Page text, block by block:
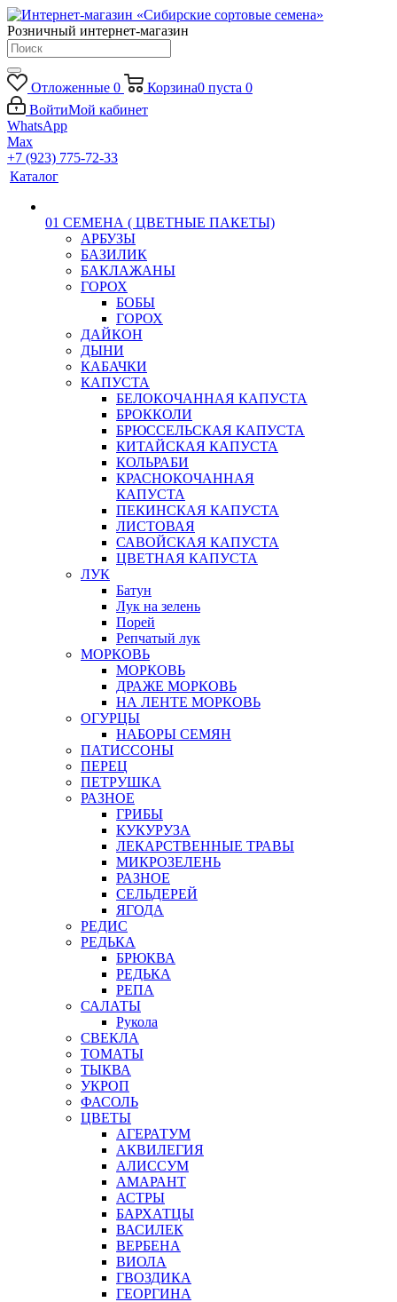
Розничный интернет-магазин
Отложенные 0 Корзина0 пуста 0
ВойтиМой кабинет
WhatsApp
Max
+7 (923) 775-72-33
Каталог
01 СЕМЕНА ( ЦВЕТНЫЕ ПАКЕТЫ)
АРБУЗЫ
БАЗИЛИК
БАКЛАЖАНЫ
ГОРОХ
БОБЫ
ГОРОХ
ДАЙКОН
ДЫНИ
КАБАЧКИ
КАПУСТА
БЕЛОКОЧАННАЯ КАПУСТА
БРОККОЛИ
БРЮССЕЛЬСКАЯ КАПУСТА
КИТАЙСКАЯ КАПУСТА
КОЛЬРАБИ
КРАСНОКОЧАННАЯ
КАПУСТА
ПЕКИНСКАЯ КАПУСТА
ЛИСТОВАЯ
САВОЙСКАЯ КАПУСТА
ЦВЕТНАЯ КАПУСТА
ЛУК
Батун
Лук на зелень
Порей
Репчатый лук
МОРКОВЬ
МОРКОВЬ
ДРАЖЕ МОРКОВЬ
НА ЛЕНТЕ МОРКОВЬ
ОГУРЦЫ
НАБОРЫ СЕМЯН
ПАТИССОНЫ
ПЕРЕЦ
ПЕТРУШКА
РАЗНОЕ
ГРИБЫ
КУКУРУЗА
ЛЕКАРСТВЕННЫЕ ТРАВЫ
МИКРОЗЕЛЕНЬ
РАЗНОЕ
СЕЛЬДЕРЕЙ
ЯГОДА
РЕДИС
РЕДЬКА
БРЮКВА
РЕДЬКА
РЕПА
САЛАТЫ
Рукола
СВЕКЛА
ТОМАТЫ
ТЫКВА
УКРОП
ФАСОЛЬ
ЦВЕТЫ
АГЕРАТУМ
АКВИЛЕГИЯ
АЛИССУМ
АМАРАНТ
АСТРЫ
БАРХАТЦЫ
ВАСИЛЕК
ВЕРБЕНА
ВИОЛА
ГВОЗДИКА
ГЕОРГИНА